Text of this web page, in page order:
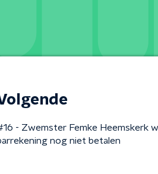
- Zwemster Femke Heemskerk
nog niet betalen